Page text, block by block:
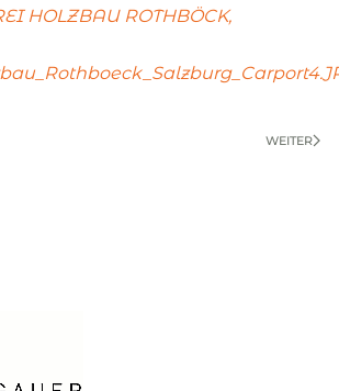
HOLZBAU ROTHBÖCK,
WEITER